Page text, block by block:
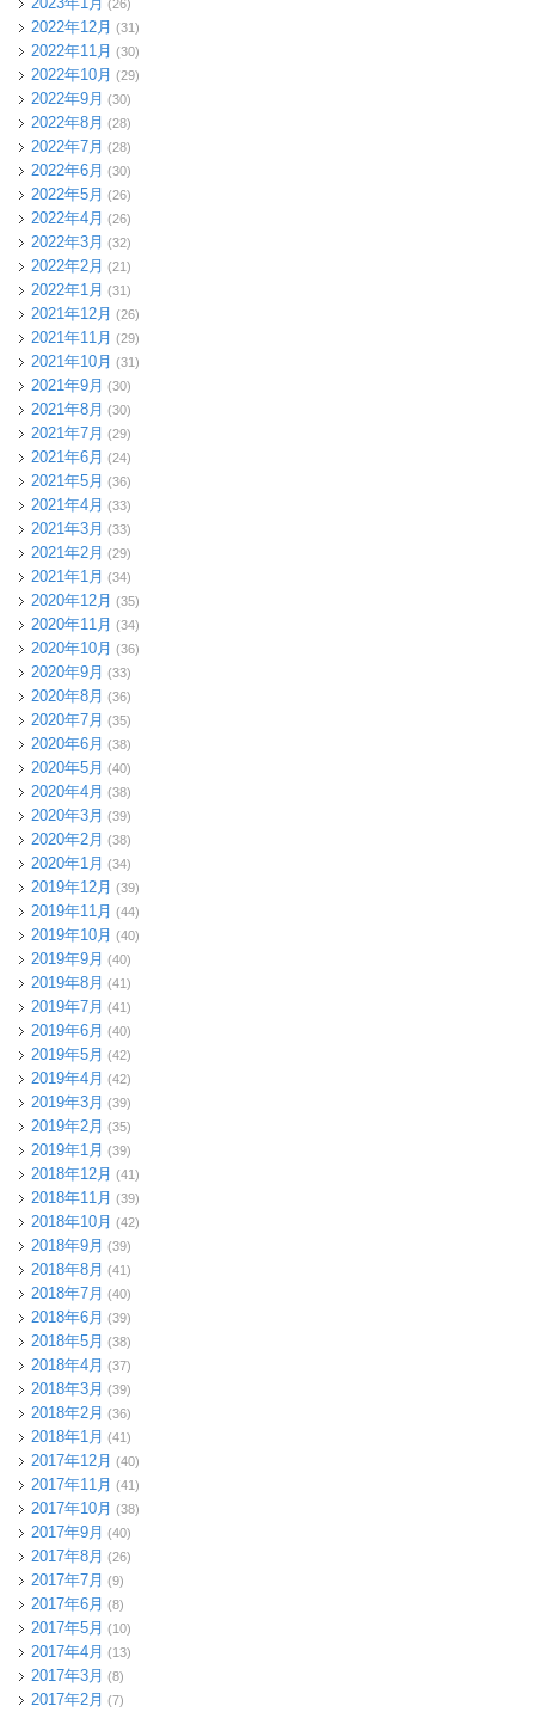
(26)
2022年12月 (31)
2022年11月 (30)
2022年10月 (29)
2022年9月 (30)
2022年8月 (28)
2022年7月 (28)
2022年6月 (30)
2022年5月 (26)
2022年4月 (26)
2022年3月 (32)
2022年2月 (21)
2022年1月 (31)
2021年12月 (26)
2021年11月 (29)
2021年10月 (31)
2021年9月 (30)
2021年8月 (30)
2021年7月 (29)
2021年6月 (24)
2021年5月 (36)
2021年4月 (33)
2021年3月 (33)
2021年2月 (29)
2021年1月 (34)
2020年12月 (35)
2020年11月 (34)
2020年10月 (36)
2020年9月 (33)
2020年8月 (36)
2020年7月 (35)
2020年6月 (38)
2020年5月 (40)
2020年4月 (38)
2020年3月 (39)
2020年2月 (38)
2020年1月 (34)
2019年12月 (39)
2019年11月 (44)
2019年10月 (40)
2019年9月 (40)
2019年8月 (41)
2019年7月 (41)
2019年6月 (40)
2019年5月 (42)
2019年4月 (42)
2019年3月 (39)
2019年2月 (35)
2019年1月 (39)
2018年12月 (41)
2018年11月 (39)
2018年10月 (42)
2018年9月 (39)
2018年8月 (41)
2018年7月 (40)
2018年6月 (39)
2018年5月 (38)
2018年4月 (37)
2018年3月 (39)
2018年2月 (36)
2018年1月 (41)
2017年12月 (40)
2017年11月 (41)
2017年10月 (38)
2017年9月 (40)
2017年8月 (26)
2017年7月 (9)
2017年6月 (8)
2017年5月 (10)
2017年4月 (13)
2017年3月 (8)
2017年2月 (7)